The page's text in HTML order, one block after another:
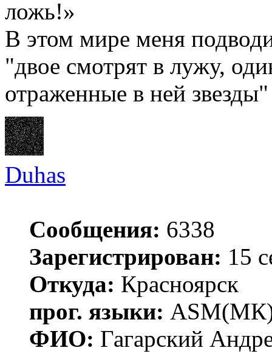
ложь!»
В этом мире меня
"двое смотрят в лужу,
отраженные в ней звезды"
Duhas
Сообщения: 6338
Зарегистрирован: 15
Откуда: Красноярск
прог. языки:
ФИО: Гагарский